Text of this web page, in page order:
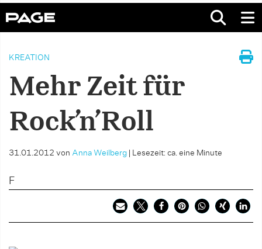
KREATION
Mehr Zeit für
Rock’n’Roll
31.01.2012 von Anna Weilberg Lesezeit: ca. eine Minute
F